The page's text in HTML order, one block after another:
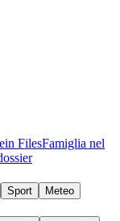
FilesFamiglia nel
Sport
Meteo